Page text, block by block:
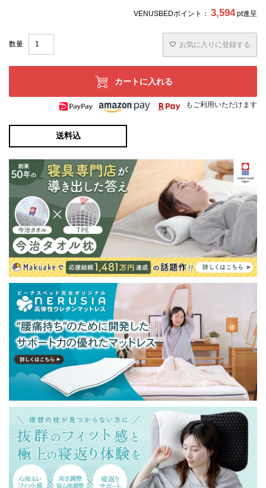
VENUSBEDポイント： 3,594 pt進呈
お気に入りに登録する
カートに入れる
もご利用いただけます
送料込